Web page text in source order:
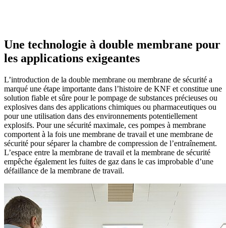
Une technologie à double membrane pour
les applications exigeantes
L’introduction de la double membrane ou membrane de sécurité a
marqué une étape importante dans l’histoire de KNF et constitue une
solution fiable et sûre pour le pompage de substances précieuses ou
explosives dans des applications chimiques ou pharmaceutiques ou
pour une utilisation dans des environnements potentiellement
explosifs. Pour une sécurité maximale, ces pompes à membrane
comportent à la fois une membrane de travail et une membrane de
sécurité pour séparer la chambre de compression de l’entraînement.
L’espace entre la membrane de travail et la membrane de sécurité
empêche également les fuites de gaz dans le cas improbable d’une
défaillance de la membrane de travail.